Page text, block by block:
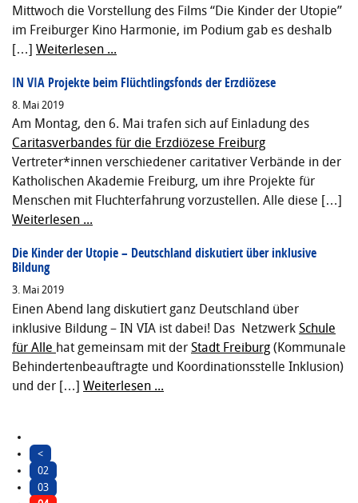
Mittwoch die Vorstellung des Films “Die Kinder der Utopie”
im Freiburger Kino Harmonie, im Podium gab es deshalb
[…] Weiterlesen ...
IN VIA Projekte beim Flüchtlingsfonds der Erzdiözese
8. Mai 2019
Am Montag, den 6. Mai trafen sich auf Einladung des
Caritasverbandes für die Erzdiözese Freiburg
Vertreter*innen verschiedener caritativer Verbände in der
Katholischen Akademie Freiburg, um ihre Projekte für
Menschen mit Fluchterfahrung vorzustellen. Alle diese […]
Weiterlesen ...
Die Kinder der Utopie – Deutschland diskutiert über inklusive
Bildung
3. Mai 2019
Einen Abend lang diskutiert ganz Deutschland über
inklusive Bildung – IN VIA ist dabei! Das Netzwerk Schule
für Alle hat gemeinsam mit der Stadt Freiburg (Kommunale
Behindertenbeauftragte und Koordinationsstelle Inklusion)
und der […] Weiterlesen ...
<
02
03